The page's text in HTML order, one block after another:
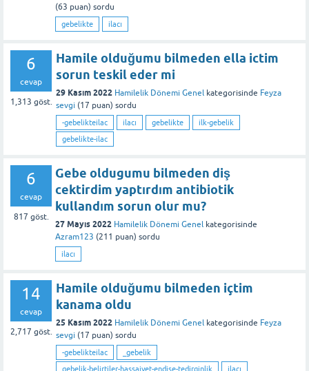
(63 puan) sordu
gebelikte ilacı
6
cevap
1,313 göst.
Hamile olduğumu bilmeden ella ictim
sorun teskil eder mi
29 Kasım 2022 Hamilelik Dönemi Genel kategorisinde Feyza
sevgi (17 puan) sordu
-gebelikteilac ilacı gebelikte
ilk-gebelik
gebelikte-ilac
6
cevap
817 göst.
Gebe oldugumu bilmeden diş
cektirdim yaptırdım antibiotik
kullandım sorun olur mu?
27 Mayıs 2022 Hamilelik Dönemi Genel kategorisinde
Azram123 (211 puan) sordu
ilacı
14
cevap
2,717 göst.
Hamile olduğumu bilmeden içtim
kanama oldu
25 Kasım 2022 Hamilelik Dönemi Genel kategorisinde Feyza
sevgi (17 puan) sordu
-gebelikteilac
_gebelik
gebelik-belirtiler-hassaiyet-endise-tedirginlik
ilacı